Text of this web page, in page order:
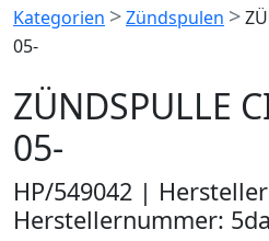
Kategorien >Zündspulen >
05-
ZÜNDSPULLE
05-
HP/549042 |
Herstellernummer: